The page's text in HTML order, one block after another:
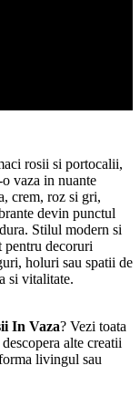
rosii si portocalii,
vaza in nuante
crem, roz si gri,
devin punctul
Stilul modern si
pentru decoruri
holuri sau spatii de
si vitalitate.
In Vaza? Vezi toata
alte creatii
livingul sau